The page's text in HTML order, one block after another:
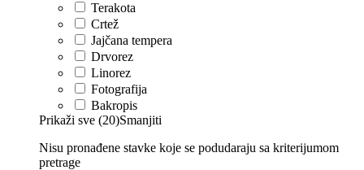
Terakota
Crtež
Jajčana tempera
Drvorez
Linorez
Fotografija
Bakropis
Prikaži sve (20)Smanjiti
Nisu pronađene stavke koje se podudaraju sa kriterijumom
pretrage